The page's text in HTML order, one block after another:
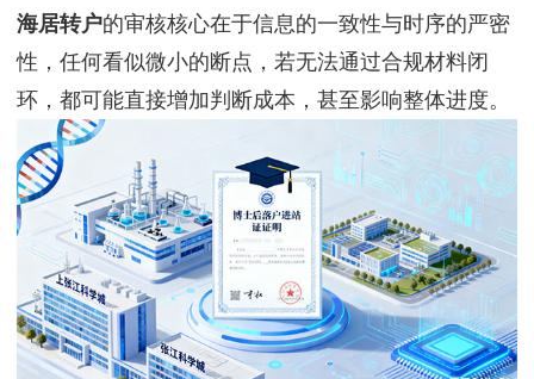
评
新
闻
资
联
系
们
海居转户的审核核心在于信息的一致性与时序的严密
性，任何看似微小的断点，若无法通过合规材料闭
环，都可能直接增加判断成本，甚至影响整体进度。